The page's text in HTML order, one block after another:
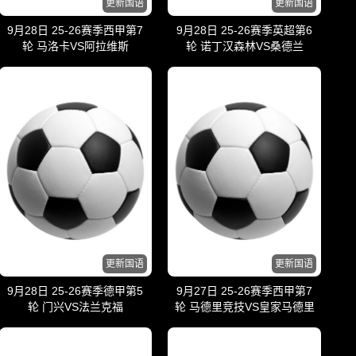
更新国语
9月28日 25-26赛季西甲第7
轮 马洛卡VS阿拉维斯
更新国语
9月28日 25-26赛季英超第6
轮 诺丁汉森林VS桑德兰
更新国语
9月28日 25-26赛季德甲第5
轮 门兴VS法兰克福
更新国语
9月27日 25-26赛季西甲第7
轮 马德里竞技VS皇家马德里